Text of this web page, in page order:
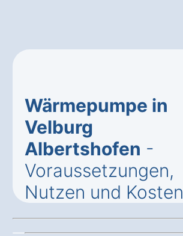
Wärmepumpe in
Velburg
Albertshofen -
Voraussetzungen,
Nutzen und Kosten